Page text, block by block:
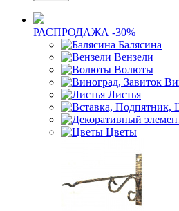
РАСПРОДАЖА -30%
Балясина
Вензели
Волюты
Листья
Цветы